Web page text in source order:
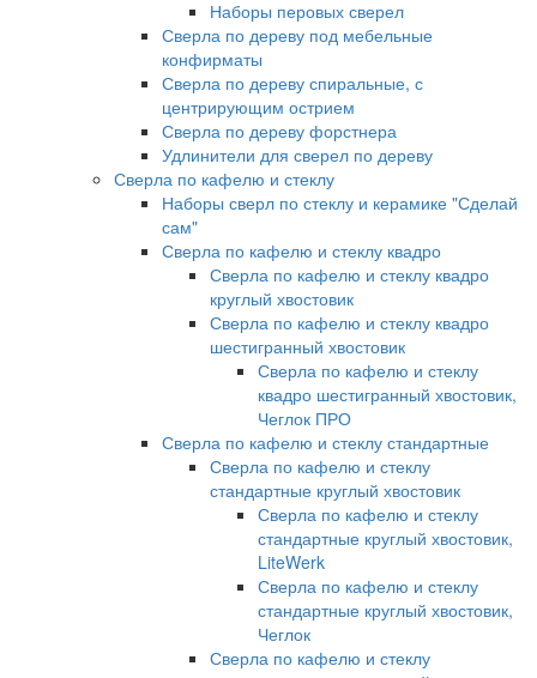
Наборы перовых сверел
Сверла по дереву под мебельные
конфирматы
Сверла по дереву спиральные, с
центрирующим острием
Сверла по дереву форстнера
Удлинители для сверел по дереву
Сверла по кафелю и стеклу
Наборы сверл по стеклу и керамике "Сделай
сам"
Сверла по кафелю и стеклу квадро
Сверла по кафелю и стеклу квадро
круглый хвостовик
Сверла по кафелю и стеклу квадро
шестигранный хвостовик
Сверла по кафелю и стеклу
квадро шестигранный хвостовик,
Чеглок ПРО
Сверла по кафелю и стеклу стандартные
Сверла по кафелю и стеклу
стандартные круглый хвостовик
Сверла по кафелю и стеклу
стандартные круглый хвостовик,
LiteWerk
Сверла по кафелю и стеклу
стандартные круглый хвостовик,
Чеглок
Сверла по кафелю и стеклу